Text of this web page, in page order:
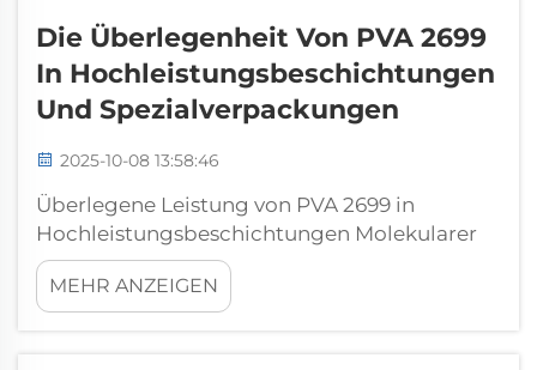
Die Überlegenheit Von PVA 2699
In Hochleistungsbeschichtungen
Und Spezialverpackungen
2025-10-08 13:58:46
Überlegene Leistung von PVA 2699 in
Hochleistungsbeschichtungen Molekularer
Aufbau hinter der optischen Klarheit und
Festigkeit von PVA 2699 Die besondere
Struktur von PVA 2699 weist hydroxylgruppen
MEHR ANZEIGEN